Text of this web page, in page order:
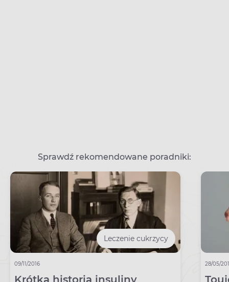
Sprawdź rekomendowane poradniki:
Leczenie cukrzycy
09/11/2016 28/05/